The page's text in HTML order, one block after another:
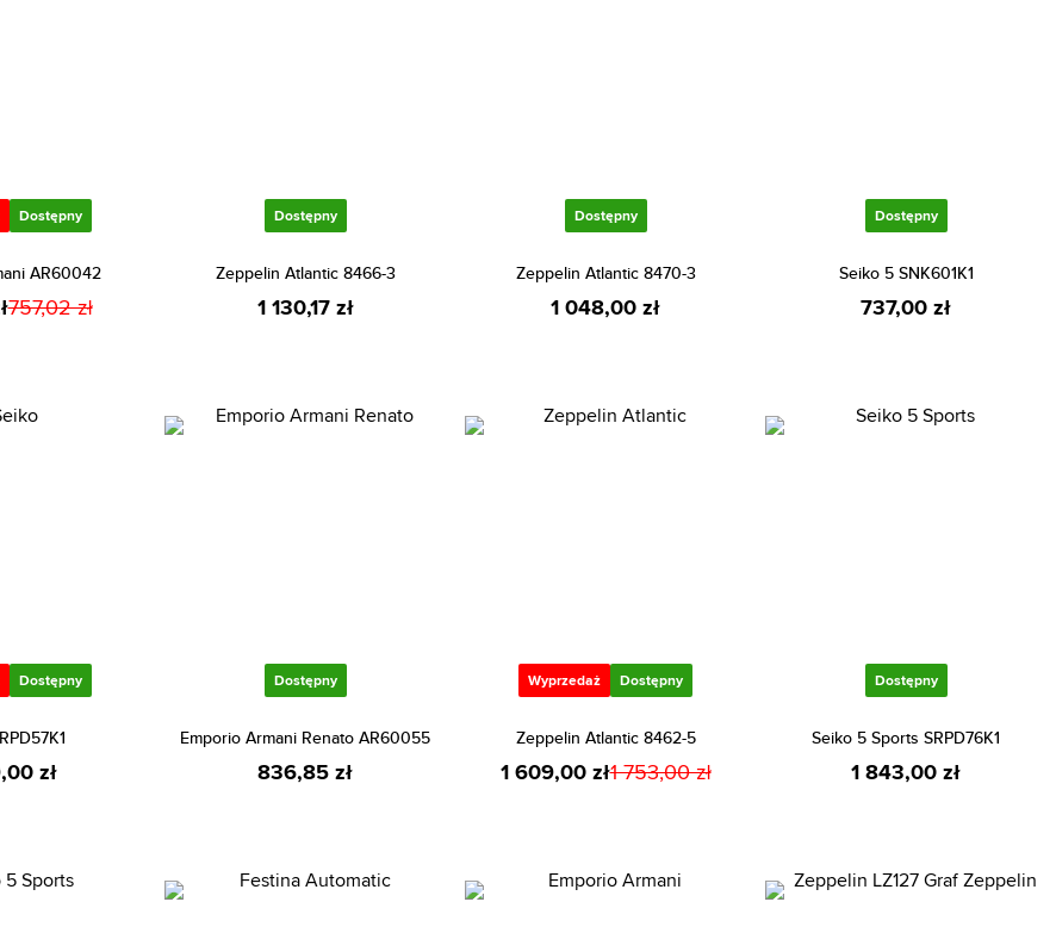
Dostępny
AR60042
757,02 zł
Dostępny
Zeppelin Atlantic 8466-3
1 130,17 zł
Dostępny
Zeppelin Atlantic 8470-3
1 048,00 zł
Dostępny
Seiko 5 SNK601K1
737,00 zł
Dostępny
zł
Dostępny
Emporio Armani Renato AR60055
836,85 zł
Wyprzedaż Dostępny
Zeppelin Atlantic 8462-5
1 609,00 zł1 753,00 zł
Dostępny
Seiko 5 Sports SRPD76K1
1 843,00 zł